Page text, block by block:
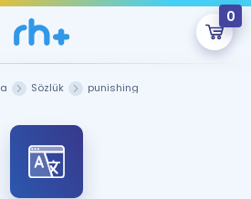
0
Şu An Boş.
hazırlayacak onlarca eğitim seni
bekliyor!
Sözlük punishing